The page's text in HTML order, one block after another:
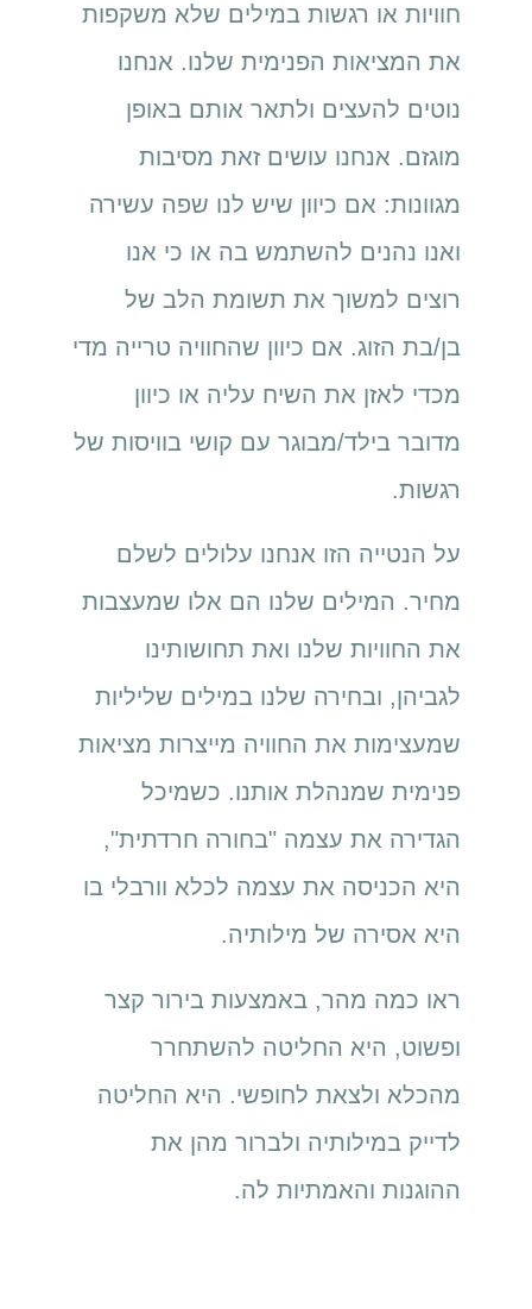
חוויות או רגשות במילים שלא משקפות
את המציאות הפנימית שלנו. אנחנו
נוטים להעצים ולתאר אותם באופן
מוגזם. אנחנו עושים זאת מסיבות
מגוונות: אם כיוון שיש לנו שפה עשירה
ואנו נהנים להשתמש בה או כי אנו
רוצים למשוך את תשומת הלב של
בן/בת הזוג. אם כיוון שהחוויה טרייה מדי
מכדי לאזן את השיח עליה או כיוון
מדובר בילד/מבוגר עם קושי בוויסות של
רגשות.
על הנטייה הזו אנחנו עלולים לשלם
מחיר. המילים שלנו הם אלו שמעצבות
את החוויות שלנו ואת תחושותינו
לגביהן, ובחירה שלנו במילים שליליות
שמעצימות את החוויה מייצרות מציאות
פנימית שמנהלת אותנו. כשמיכל
הגדירה את עצמה "בחורה חרדתית",
היא הכניסה את עצמה לכלא וורבלי בו
היא אסירה של מילותיה.
ראו כמה מהר, באמצעות בירור קצר
ופשוט, היא החליטה להשתחרר
מהכלא ולצאת לחופשי. היא החליטה
לדייק במילותיה ולברור מהן את
ההוגנות והאמתיות לה.